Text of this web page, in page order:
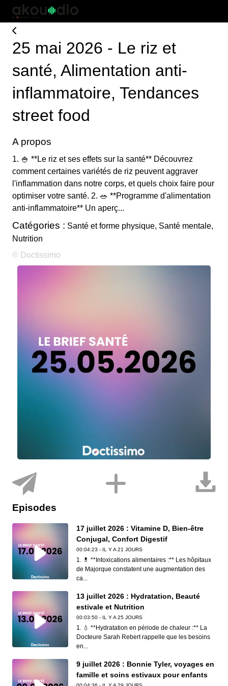
25 mai 2026 - Le riz et
santé, Alimentation anti-
inflammatoire, Tendances
street food
A propos
1. 🍚 **Le riz et ses effets sur la santé** Découvrez
comment certaines variétés de riz peuvent aggraver
l'inflammation dans notre corps, et quels choix faire pour
optimiser votre santé. 2. 🥗 **Programme d'alimentation
anti-inflammatoire** Un aperç...
Catégories : Santé et forme physique, Santé mentale,
Nutrition
© Doctissimo
Episodes
17 juillet 2026 : Vitamine D, Bien-être
Conjugal, Confort Digestif
00:04:23 - IL Y A 21 JOURS
1. 💊 **Intoxications alimentaires :** Les hôpitaux
de Majorque constatent une augmentation des
ca...
13 juillet 2026 : Hydratation, Beauté
estivale et Nutrition
00:03:50 - IL Y A 25 JOURS
1. 💧 **Hydratation en période de chaleur :** La
Docteure Sarah Rebert rappelle que les besoins
en...
9 juillet 2026 : Bonnie Tyler, voyages en
famille et soins estivaux pour enfants